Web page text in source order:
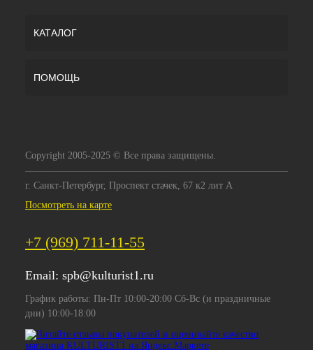
КАТАЛОГ
ПОМОЩЬ
Copyright 2005-2025 © Все права защищены.
г. Санкт-Петербург, Проспект стачек, 67 к2 лит А
Посмотреть на карте
+7 (969) 711-11-55
Email: spb@kulturist1.ru
График работы: Пн-Пт 10:00-20:00 Сб-Вс (и праздничные
дни) 10:00-18:00